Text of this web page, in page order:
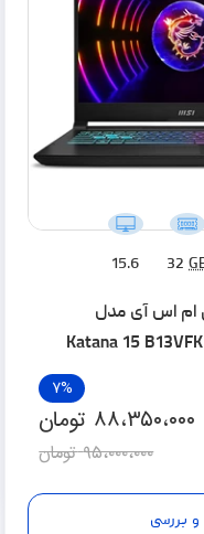
32
15.6
اینچی ام اس آی مدل
Katana 15
7%
۸۸،۳۵۰،۰۰۰ تومان
۹۵،۰۰۰،۰۰۰تومان
و بررسی